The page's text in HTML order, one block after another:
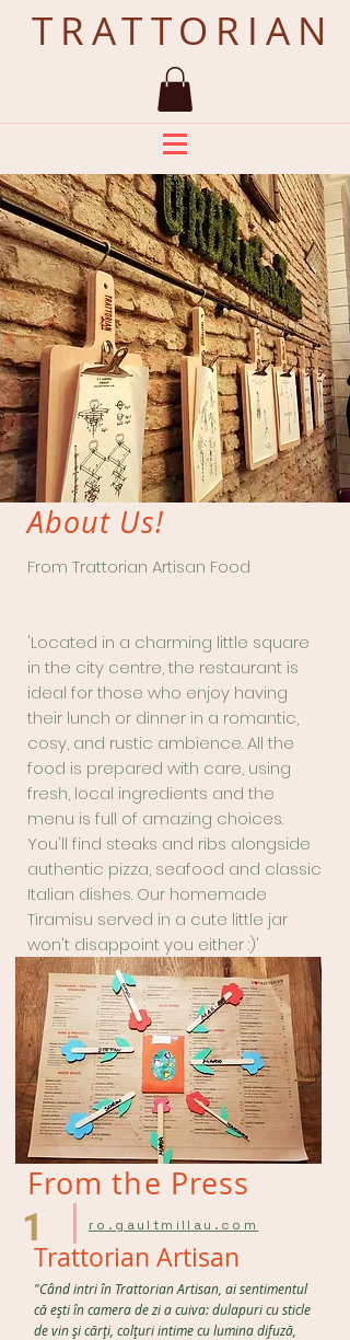
TRATTORIAN
About Us!
From Trattorian Artisan Food
'Located in a charming little square
in the city centre, the restaurant is
ideal for those who enjoy having
their lunch or dinner in a romantic,
cosy, and rustic ambience. All the
food is prepared with care, using
fresh, local ingredients and the
menu is full of amazing choices.
You'll find steaks and ribs alongside
authentic pizza, seafood and classic
Italian dishes. Our homemade
Tiramisu served in a cute little jar
won't disappoint you either :)'
From the Press
ro.gaultmillau.com
1
Trattorian Artisan
"Când intri în Trattorian Artisan, ai sentimentul
că ești în camera de zi a cuiva: dulapuri cu sticle
de vin și cărți, colțuri intime cu lumina difuză,